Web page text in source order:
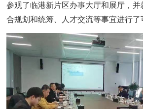
参观了临港新片区办事大厅和展厅，
合规划和统筹、人才交流等事宜进行了